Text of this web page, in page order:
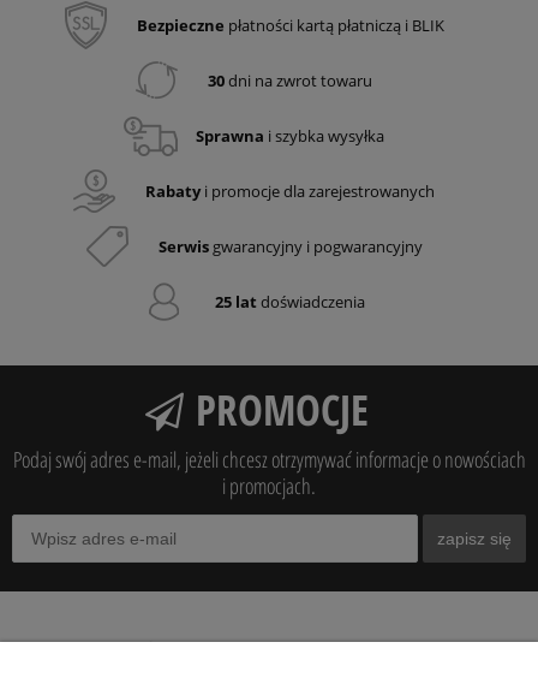
Bezpieczne płatności kartą płatniczą i BLIK
30dni na zwrot towaru
Sprawna i szybka wysyłka
Rabatyi promocje dla zarejestrowanych
Serwisgwarancyjny i pogwarancyjny
25 lat doświadczenia
PROMOCJE
Podaj swój adres e-mail, jeżeli chcesz otrzymywać informacje o nowościach
i promocjach.
zapisz się